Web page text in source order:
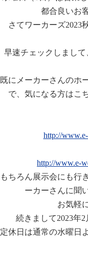
都合良いお
さてワーカーズ2023
早速チェックしまし
既にメーカーさんのホ
で、気になる方はこ
http://
http://www.e-
もちろん展示会にも行
ーカーさんに聞
お気軽
続きまして2023年
定休日は通常の水曜日